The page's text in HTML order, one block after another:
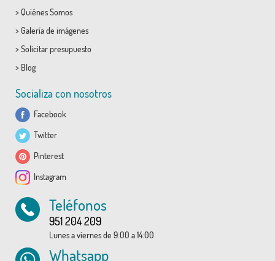
> Quiénes Somos
> Galería de imágenes
> Solicitar presupuesto
> Blog
Socializa con nosotros
Facebook
Twitter
Pinterest
Instagram
Teléfonos
951 204 209
Lunes a viernes de 9:00 a 14:00
Whatsapp